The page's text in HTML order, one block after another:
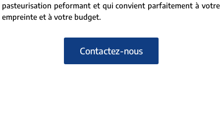
pasteurisation peformant et qui convient parfaitement à votre
empreinte et à votre budget.
Contactez-nous